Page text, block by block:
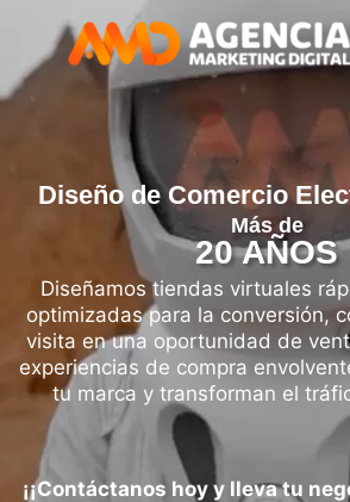
Diseño de Comercio
Más de
20 AÑOS
Diseñamos tiendas virtuales
optimizadas para la conversión,
visita en una oportunidad de
experiencias de compra
tu marca y transforman el
¡¡Contáctanos hoy y lleva tu